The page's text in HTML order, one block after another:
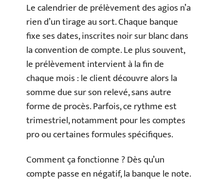
Le calendrier de prélèvement des agios n’a
rien d’un tirage au sort. Chaque banque
fixe ses dates, inscrites noir sur blanc dans
la convention de compte. Le plus souvent,
le prélèvement intervient à la fin de
chaque mois : le client découvre alors la
somme due sur son relevé, sans autre
forme de procès. Parfois, ce rythme est
trimestriel, notamment pour les comptes
pro ou certaines formules spécifiques.
Comment ça fonctionne ? Dès qu’un
compte passe en négatif, la banque le note.